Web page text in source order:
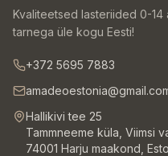
Kvaliteetsed lasteriided 0-
tarnega üle kogu Eesti!
+372 5695 7883
Hallikivi tee 25
Tammneeme küla, Viimsi
74001 Harju maakond,